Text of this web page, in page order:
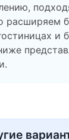
расширяем
и